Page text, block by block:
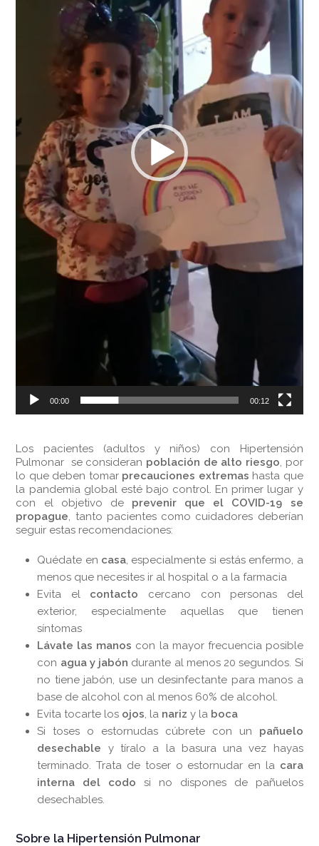
00:00 00:12
Los pacientes (adultos y niños) con Hipertensión
Pulmonar se consideran población de alto riesgo, por
lo que deben tomar precauciones extremas hasta que
la pandemia global esté bajo control. En primer lugar y
con el objetivo de prevenir que el COVID-19 se
propague, tanto pacientes como cuidadores deberían
seguir estas recomendaciones:
Quédate en casa, especialmente si estás enfermo, a
menos que necesites ir al hospital o a la farmacia
Evita el contacto cercano con personas del
exterior, especialmente aquellas que tienen
síntomas
Lávate las manos con la mayor frecuencia posible
con agua y jabón durante al menos 20 segundos. Si
no tiene jabón, use un desinfectante para manos a
base de alcohol con al menos 60% de alcohol.
Evita tocarte los ojos, la nariz y la boca
Si toses o estornudas cúbrete con un pañuelo
desechable y tíralo a la basura una vez hayas
terminado. Trata de toser o estornudar en la cara
interna del
codo si no dispones de pañuelos
desechables.
Sobre la Hipertensión Pulmonar